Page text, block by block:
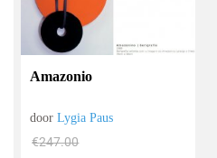
Amazonio
doorLygia Paus
€247.00